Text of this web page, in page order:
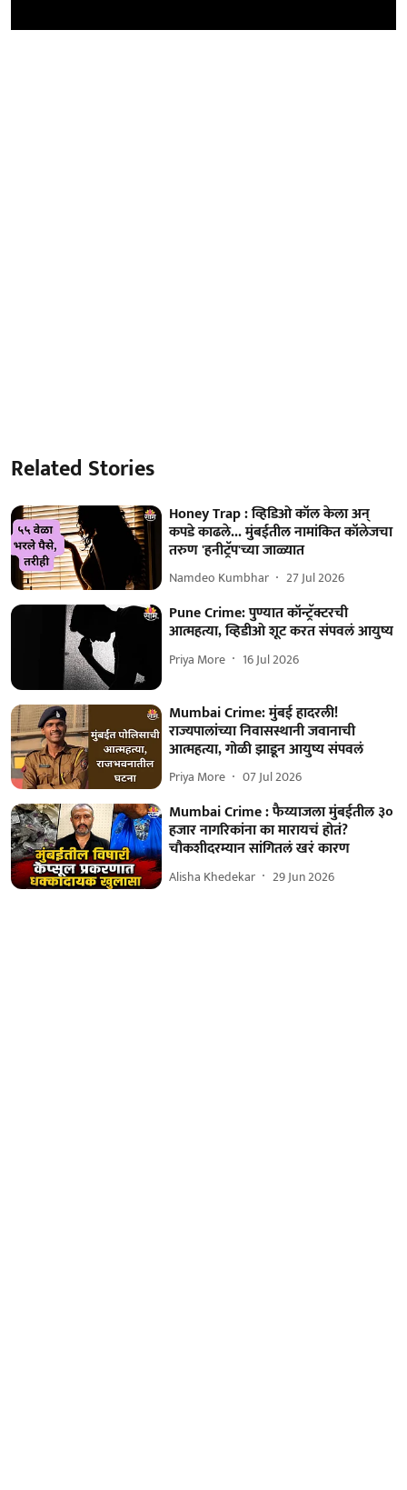
Related Stories
Honey Trap : व्हिडिओ कॉल केला अन्
कपडे काढले... मुंबईतील नामांकित कॉलेजचा
तरुण 'हनीट्रॅप'च्या जाळ्यात
Namdeo Kumbhar 27 Jul 2026
Pune Crime: पुण्यात कॉन्ट्रॅक्टरची
आत्महत्या, व्हिडीओ शूट करत संपवलं आयुष्य
Priya More 16 Jul 2026
Mumbai Crime: मुंबई हादरली!
राज्यपालांच्या निवासस्थानी जवानाची
आत्महत्या, गोळी झाडून आयुष्य संपवलं
Priya More 07 Jul 2026
Mumbai Crime : फैय्याजला मुंबईतील ३०
हजार नागरिकांना का मारायचं होतं?
चौकशीदरम्यान सांगितलं खरं कारण
Alisha Khedekar 29 Jun 2026